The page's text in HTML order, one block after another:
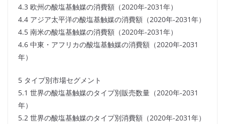
4.3 欧州の酸塩基触媒の消費額（2020年-2031年）
4.4 アジア太平洋の酸塩基触媒の消費額（2020年-2031年）
4.5 南米の酸塩基触媒の消費額（2020年-2031年）
4.6 中東・アフリカの酸塩基触媒の消費額（2020年-2031
年）
5 タイプ別市場セグメント
5.1 世界の酸塩基触媒のタイプ別販売数量（2020年-2031
年）
5.2 世界の酸塩基触媒のタイプ別消費額（2020年-2031年）